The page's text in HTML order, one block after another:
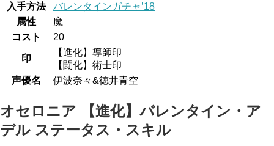
入手方法
バレンタインガチャ’18
属性
魔
コスト
20
印
【進化】導師印
【闘化】術士印
声優名
伊波奈々&徳井青空
オセロニア 【進化】バレンタイン・ア
デル ステータス・スキル